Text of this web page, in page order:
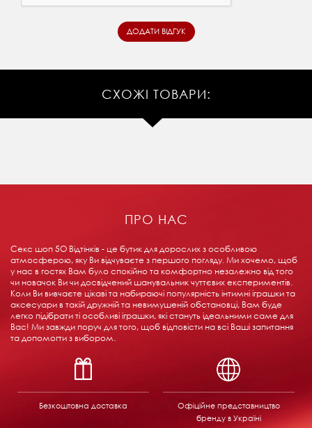
СХОЖІ ТОВАРИ:
ПРО НАС
Секс шоп 5О Відтінків - це бутик для дорослих з особливою
атмосферою, яку Ви відчуваєте з першого погляду. Ми хочемо, щоб
у нас в гостях Вам було спокійно та комфортно незалежно від того
чи новачок Ви чи досвідчений шанувальник чуттєвих експериментів.
Коли Ви вивчаєте цікаві та набираючі популярність інтимні іграшки та
аксесуари в такій дружній та невимушеній обстановці, Вам буде
легко підібрати ті особливі іграшки, які стануть ідеальними саме для
Вас! Ми завжди поруч для того, щоб відповісти на всі Ваші запитання
та допомогти з вибором.
Безкоштовна доставка
Офіційне представництво
бренду в Україні